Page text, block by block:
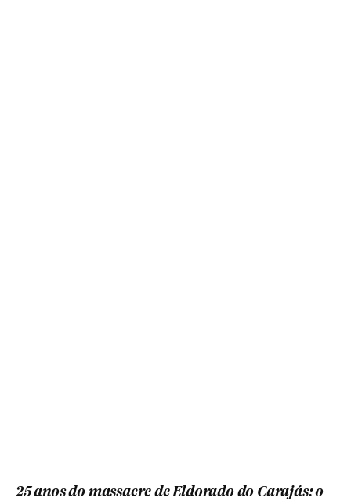
25 anos do massacre de Eldorado do Carajás: o